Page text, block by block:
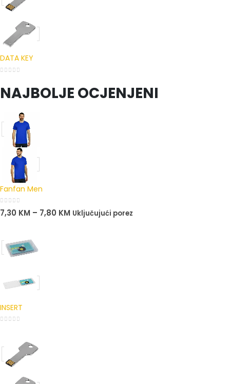
DATA KEY
NAJBOLJE OCJENJENI
Fanfan Men
0out of 5
7,30 KM – 7,80 KM Uključujući porez
INSERT